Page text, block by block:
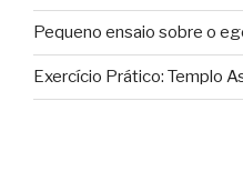
Pequeno ensaio sobre o
Exercício Prático: Templo